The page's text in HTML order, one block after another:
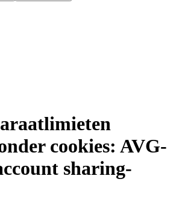
cookies: AVG-
sharing-